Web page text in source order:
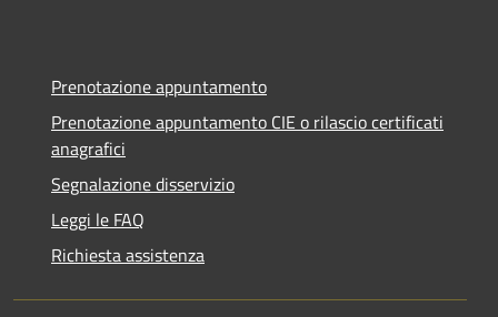
Prenotazione appuntamento
Prenotazione appuntamento CIE o rilascio certificati
anagrafici
Segnalazione disservizio
Leggi le FAQ
Richiesta assistenza